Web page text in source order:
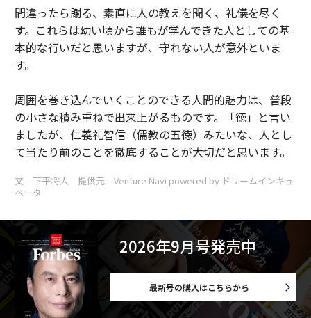
間違ったら謝る、素直に人の教えを聞く、礼儀を尽く
す。これらは幼い頃から誰もが学んできた人としての基
本的な行いだと思いますが、守れない人が意外といま
す。
周囲を巻き込んでいくことのできる人間的魅力は、普段
の小さな積み重ねで出来上がるものです。「徳」と言い
ましたが、仁義礼智信（儒教の五徳）みたいな、人とし
て当たり前のことを徹底することが大切だと思います。
文＝下平将人 提供元＝Venture Navi powered by ドリームインキュ
ベータ
2026年9月号発売中
最新号の購入はこちらから